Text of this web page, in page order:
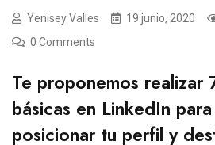
Yenisey Valles 19 junio, 2020
0 Comments
Te proponemos realizar
básicas en LinkedIn
posicionar tu perfil y